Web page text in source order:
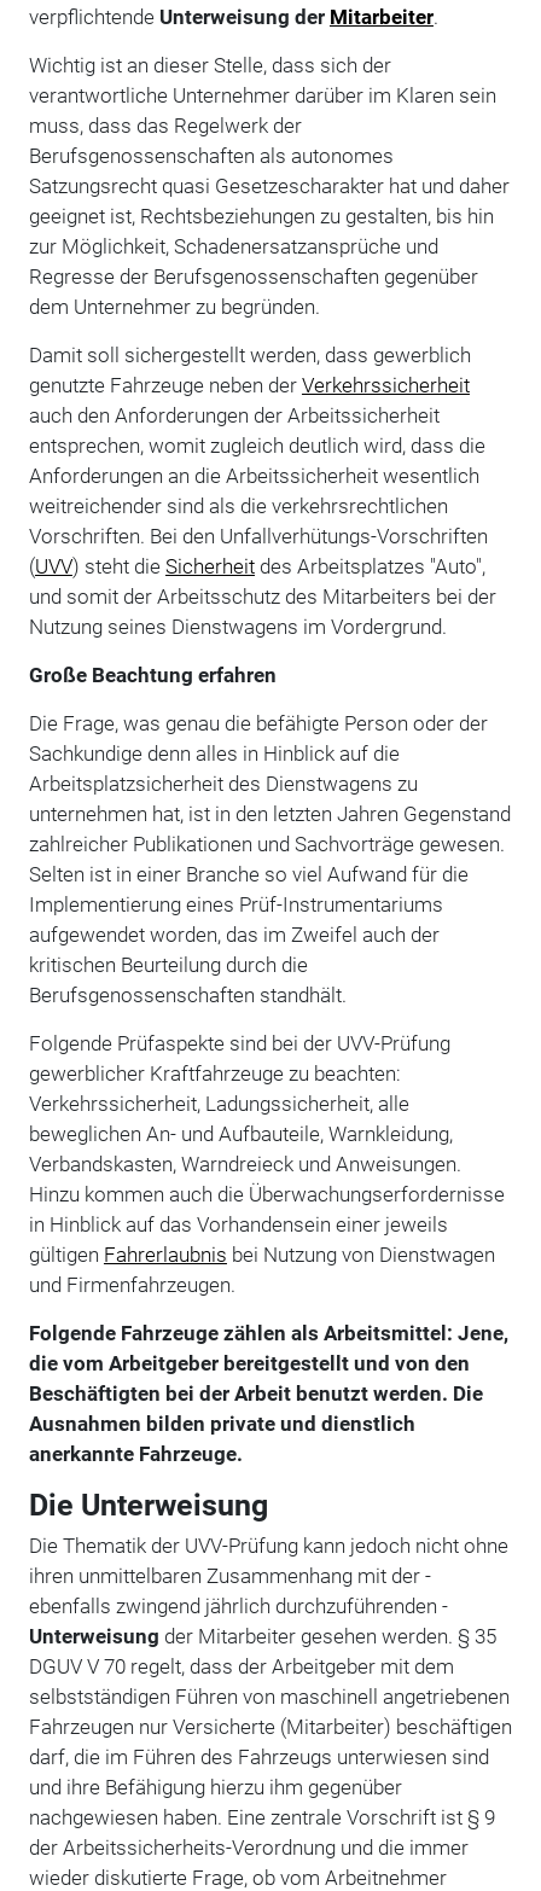
verpflichtende Unterweisung der Mitarbeiter.
Wichtig ist an dieser Stelle, dass sich der
verantwortliche Unternehmer darüber im Klaren sein
muss, dass das Regelwerk der
Berufsgenossenschaften als autonomes
Satzungsrecht quasi Gesetzescharakter hat und daher
geeignet ist, Rechtsbeziehungen zu gestalten, bis hin
zur Möglichkeit, Schadenersatzansprüche und
Regresse der Berufsgenossenschaften gegenüber
dem Unternehmer zu begründen.
Damit soll sichergestellt werden, dass gewerblich
genutzte Fahrzeuge neben der Verkehrssicherheit
auch den Anforderungen der Arbeitssicherheit
entsprechen, womit zugleich deutlich wird, dass die
Anforderungen an die Arbeitssicherheit wesentlich
weitreichender sind als die verkehrsrechtlichen
Vorschriften. Bei den Unfallverhütungs-Vorschriften
(UVV) steht die Sicherheitdes Arbeitsplatzes "Auto",
und somit der Arbeitsschutz des Mitarbeiters bei der
Nutzung seines Dienstwagens im Vordergrund.
Große Beachtung erfahren
Die Frage, was genau die befähigte Person oder der
Sachkundige denn alles in Hinblick auf die
Arbeitsplatzsicherheit des Dienstwagens zu
unternehmen hat, ist in den letzten Jahren Gegenstand
zahlreicher Publikationen und Sachvorträge gewesen.
Selten ist in einer Branche so viel Aufwand für die
Implementierung eines Prüf-Instrumentariums
aufgewendet worden, das im Zweifel auch der
kritischen Beurteilung durch die
Berufsgenossenschaften standhält.
Folgende Prüfaspekte sind bei der UVV-Prüfung
gewerblicher Kraftfahrzeuge zu beachten:
Verkehrssicherheit, Ladungssicherheit, alle
beweglichen An- und Aufbauteile, Warnkleidung,
Verbandskasten, Warndreieck und Anweisungen.
Hinzu kommen auch die Überwachungserfordernisse
in Hinblick auf das Vorhandensein einer jeweils
gültigen Fahrerlaubnis bei Nutzung von Dienstwagen
und Firmenfahrzeugen.
Folgende Fahrzeuge zählen als Arbeitsmittel: Jene,
die vom Arbeitgeber bereitgestellt und von den
Beschäftigten bei der Arbeit benutzt werden. Die
Ausnahmen bilden private und dienstlich
anerkannte Fahrzeuge.
Die Unterweisung
Die Thematik der UVV-Prüfung kann jedoch nicht ohne
ihren unmittelbaren Zusammenhang mit der -
ebenfalls zwingend jährlich durchzuführenden -
Unterweisung der Mitarbeiter gesehen werden. § 35
DGUV V 70 regelt, dass der Arbeitgeber mit dem
selbstständigen Führen von maschinell angetriebenen
Fahrzeugen nur Versicherte (Mitarbeiter) beschäftigen
darf, die im Führen des Fahrzeugs unterwiesen sind
und ihre Befähigung hierzu ihm gegenüber
nachgewiesen haben. Eine zentrale Vorschrift ist § 9
der Arbeitssicherheits-Verordnung und die immer
wieder diskutierte Frage, ob vom Arbeitnehmer